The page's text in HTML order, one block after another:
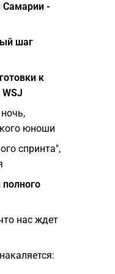
Самарии -
шаг
к
юноши
спринта",
полного
нас ждет